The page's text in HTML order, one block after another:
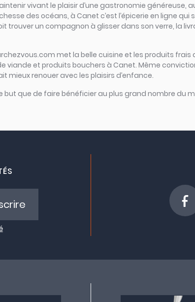
vivant le plaisir d’une gastronomie
des océans, à Canet c’est l’épicerie en ligne
trouver un compagnon à glisser dans son verre, la
met la belle cuisine et les produits frais
viande et produits bouchers à Canet. Même
mieux renouer avec les plaisirs d’enfance.
but que de faire bénéficier au plus grand nombre du